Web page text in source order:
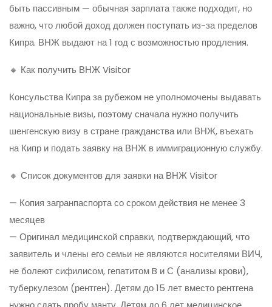
быть пассивным — обычная зарплата также подходит, но
важно, что любой доход должен поступать из-за пределов
Кипра. ВНЖ выдают на 1 год с возможностью продления.
🔸 Как получить ВНЖ Visitor
Консульства Кипра за рубежом не уполномочены выдавать
национальные визы, поэтому сначала нужно получить
шенгенскую визу в стране гражданства или ВНЖ, въехать
на Кипр и подать заявку на ВНЖ в иммиграционную службу.
🔸 Список документов для заявки на ВНЖ Visitor
— Копия загранпаспорта со сроком действия не менее 3
месяцев
— Оригинал медицинской справки, подтверждающий, что
заявитель и члены его семьи не являются носителями ВИЧ,
не болеют сифилисом, гепатитом B и С (анализы крови),
туберкулезом (рентген). Детям до 15 лет вместо рентгена